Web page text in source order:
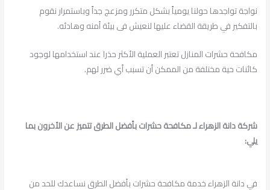
نواجة تواجدها حولنا يومياً بشكل متكرر ومزعج جداً وباستمرار نقوم
بالتفكير في طريقة القضاء عليها لنعيش فى بيئة أمنه وهادئه.
مكافحة حشرات المنازل تعتبر العملية الأكثر حذرا عند استخدامها لوجود
كائنات حية مختلفة من الممكن أن تسبب أي ضرر لهم.
شركة دانة الزهراء لـ مكافحة حشرات بأفضل الطرق تتميز عن الأخرون بما
يلي:
في دانة الزهراء خدمة مكافحة حشرات بأفضل الطرق نساعدك للحد من